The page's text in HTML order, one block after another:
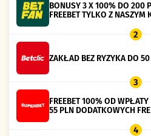
BONUSY 3 X 100% DO 200
FREEBET TYLKO Z NASZYM
2
ZAKŁAD BEZ RYZYKA DO
3
FREEBET 100% OD
55 PLN DODATKOWYCH
4